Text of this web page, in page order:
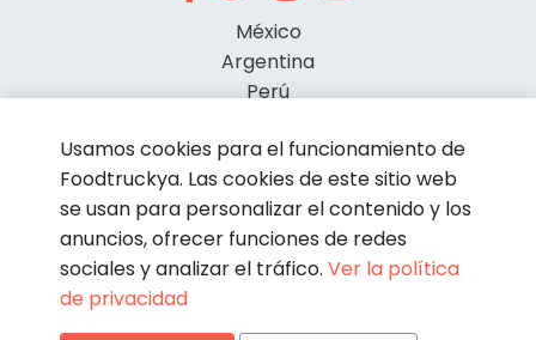
México
Argentina
Perú
© Foodtruckya 2026
Usamos cookies para el funcionamiento de
Foodtruckya. Las cookies de este sitio web
se usan para personalizar el contenido y los
anuncios, ofrecer funciones de redes
sociales y analizar el tráfico. Ver la política
de privacidad